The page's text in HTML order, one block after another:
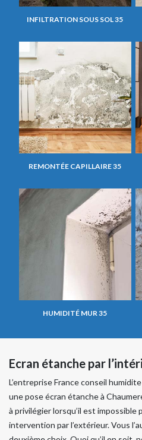
INFILTRATION SOUS SOL 35
REMONTÉE CAPILLAIRE 35
HUMIDITÉ MUR 35
Ecran étanche par
L’entreprise France conseil
une pose écran étanche à
à privilégier lorsqu’il est
intervention par l’extérieur. Vous